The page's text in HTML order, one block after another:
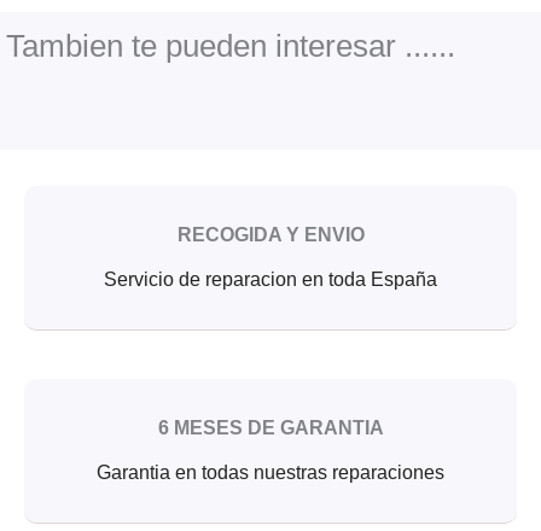
o
k
e
Tambien te pueden interesar ......
RECOGIDA Y ENVIO
Servicio de reparacion en toda España
6 MESES DE GARANTIA
Garantia en todas nuestras reparaciones